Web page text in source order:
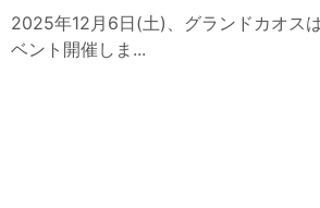
2025年12月6日(土)、グランドカオス
ベント開催しま...